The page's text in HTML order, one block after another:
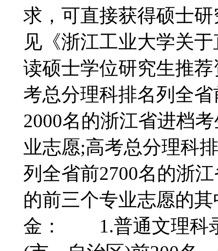
求，可直接获得硕士
见《浙江工业大学关
读硕士学位研究生推
考总分理科排名列全
2000名的浙江省进档
业志愿;高考总分理科
列全省前2700名的浙
的前三个专业志愿的
金： 1.普通文理科